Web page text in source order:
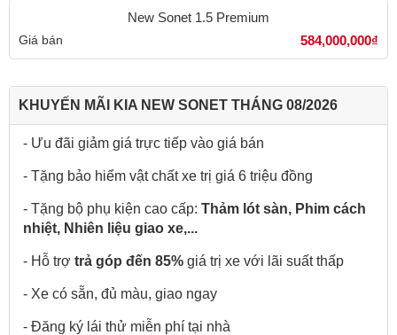
New Sonet 1.5 Premium
Giá bán 584,000,000₫
KHUYẾN MÃI KIA NEW SONET THÁNG 08/2026
- Ưu đãi giảm giá trực tiếp vào giá bán
- Tặng bảo hiểm vật chất xe trị giá 6 triệu đồng
- Tặng bộ phụ kiện cao cấp: Thảm lót sàn, Phim cách
nhiệt, Nhiên liệu giao xe,...
- Hỗ trợ trả góp đến 85% giá trị xe với lãi suất thấp
- Xe có sẵn, đủ màu, giao ngay
- Đăng ký lái thử miễn phí tại nhà